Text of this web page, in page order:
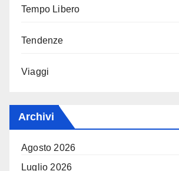
Tempo Libero
Tendenze
Viaggi
Archivi
Agosto 2026
Luglio 2026